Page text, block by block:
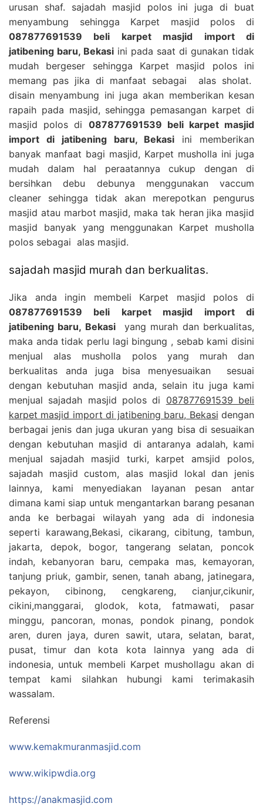
urusan shaf. sajadah masjid polos ini juga di buat
menyambung sehingga Karpet masjid polos di
087877691539 beli karpet masjid import di
jatibening baru, Bekasi ini pada saat di gunakan tidak
mudah bergeser sehingga Karpet masjid polos ini
memang pas jika di manfaat sebagai alas sholat.
disain menyambung ini juga akan memberikan kesan
rapaih pada masjid, sehingga pemasangan karpet di
masjid polos di 087877691539 beli karpet masjid
import di jatibening baru, Bekasi ini memberikan
banyak manfaat bagi masjid, Karpet musholla ini juga
mudah dalam hal peraatannya cukup dengan di
bersihkan debu debunya menggunakan vaccum
cleaner sehingga tidak akan merepotkan pengurus
masjid atau marbot masjid, maka tak heran jika masjid
masjid banyak yang menggunakan Karpet musholla
polos sebagai alas masjid.
sajadah masjid murah dan berkualitas.
Jika anda ingin membeli Karpet masjid polos di
087877691539 beli karpet masjid import di
jatibening baru, Bekasiyang murah dan berkualitas,
maka anda tidak perlu lagi bingung , sebab kami disini
menjual alas musholla polos yang murah dan
berkualitas anda juga bisa menyesuaikan sesuai
dengan kebutuhan masjid anda, selain itu juga kami
menjual sajadah masjid polos di 087877691539 beli
karpet masjid import di jatibening baru, Bekasi dengan
berbagai jenis dan juga ukuran yang bisa di sesuaikan
dengan kebutuhan masjid di antaranya adalah, kami
menjual sajadah masjid turki, karpet amsjid polos,
sajadah masjid custom, alas masjid lokal dan jenis
lainnya, kami menyediakan layanan pesan antar
dimana kami siap untuk mengantarkan barang pesanan
anda ke berbagai wilayah yang ada di indonesia
seperti karawang,Bekasi, cikarang, cibitung, tambun,
jakarta, depok, bogor, tangerang selatan, poncok
indah, kebanyoran baru, cempaka mas, kemayoran,
tanjung priuk, gambir, senen, tanah abang, jatinegara,
pekayon, cibinong, cengkareng, cianjur,cikunir,
cikini,manggarai, glodok, kota, fatmawati, pasar
minggu, pancoran, monas, pondok pinang, pondok
aren, duren jaya, duren sawit, utara, selatan, barat,
pusat, timur dan kota kota lainnya yang ada di
indonesia, untuk membeli Karpet mushollagu akan di
tempat kami silahkan hubungi kami terimakasih
wassalam.
Referensi
www.kemakmuranmasjid.com
www.wikipwdia.org
https://anakmasjid.com